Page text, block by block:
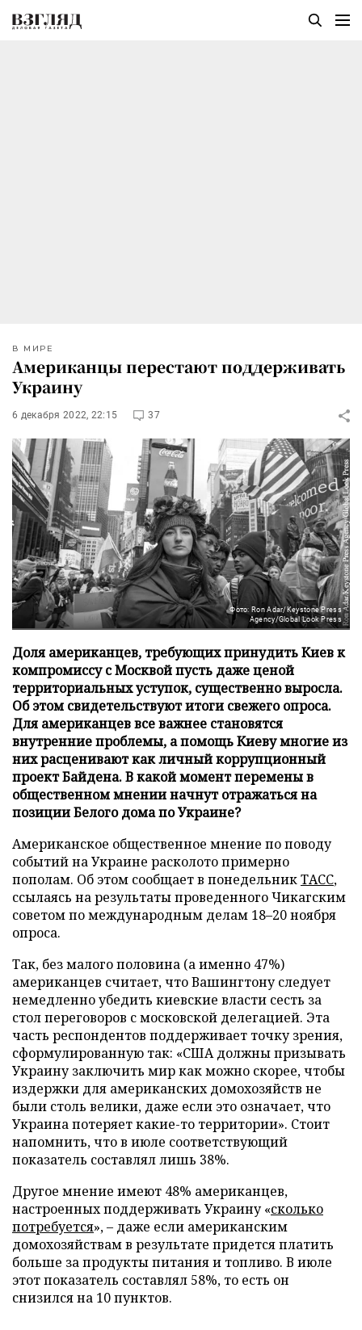
В МИРЕ
Американцы перестают поддерживать
Украину
6 декабря 2022, 22:15 37
Фото: Ron Adar/Keystone Press
Agency/Global Look Press
Доля американцев, требующих принудить Киев к
компромиссу с Москвой пусть даже ценой
территориальных уступок, существенно выросла.
Об этом свидетельствуют итоги свежего опроса.
Для американцев все важнее становятся
внутренние проблемы, а помощь Киеву многие из
них расценивают как личный коррупционный
проект Байдена. В какой момент перемены в
общественном мнении начнут отражаться на
позиции Белого дома по Украине?
Американское общественное мнение по поводу
событий на Украине расколото примерно
пополам. Об этом сообщает в понедельникТАСС,
ссылаясь на результаты проведенного Чикагским
советом по международным делам 18–20 ноября
опроса.
Так, без малого половина (а именно 47%)
американцев считает, что Вашингтону следует
немедленно убедить киевские власти сесть за
стол переговоров с московской делегацией. Эта
часть респондентов поддерживает точку зрения,
сформулированную так: «США должны призывать
Украину заключить мир как можно скорее, чтобы
издержки для американских домохозяйств не
были столь велики, даже если это означает, что
Украина потеряет какие-то территории». Стоит
напомнить, что в июле соответствующий
показатель составлял лишь 38%.
Другое мнение имеют 48% американцев,
настроенных поддерживать Украину «сколько
потребуется», – даже если американским
домохозяйствам в результате придется платить
больше за продукты питания и топливо. В июле
этот показатель составлял 58%, то есть он
снизился на 10 пунктов.